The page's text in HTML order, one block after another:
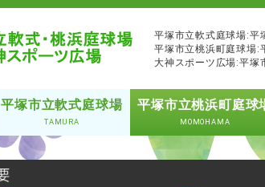
平塚市立軟式庭球場:
平塚市立桃浜町庭球場
大神スポーツ広場:平
平塚市立軟式庭球場
TAMURA
平塚市立桃浜町庭球
MOMOHAMA